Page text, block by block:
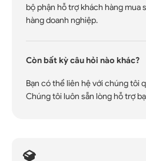
bộ phận hỗ trợ khách hàng mua
hàng doanh nghiệp.
Còn bất kỳ câu hỏi nào khác?
Bạn có thể liên hệ với chúng tôi
Chúng tôi luôn sẵn lòng hỗ trợ